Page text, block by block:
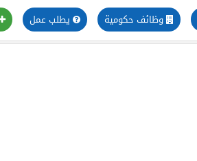
يطلب عمل وظائف حكومية